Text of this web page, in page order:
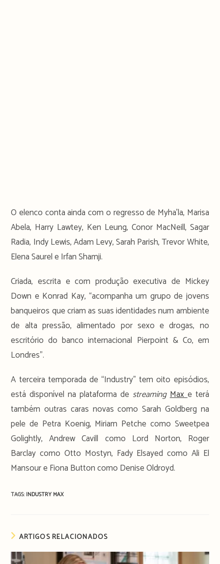
O elenco conta ainda com o regresso de Myha’la, Marisa
Abela, Harry Lawtey, Ken Leung, Conor MacNeill, Sagar
Radia, Indy Lewis, Adam Levy, Sarah Parish, Trevor White,
Elena Saurel e Irfan Shamji.
Criada, escrita e com produção executiva de Mickey
Down e Konrad Kay, “acompanha um grupo de jovens
banqueiros que criam as suas identidades num ambiente
de alta pressão, alimentado por sexo e drogas, no
escritório do banco internacional Pierpoint & Co, em
Londres”.
A terceira temporada de “Industry” tem oito episódios,
está disponível na plataforma de streamingMaxe terá
também outras caras novas como Sarah Goldberg na
pele de Petra Koenig, Miriam Petche como Sweetpea
Golightly, Andrew Cavill como Lord Norton, Roger
Barclay como Otto Mostyn, Fady Elsayed como Ali El
Mansour e Fiona Button como Denise Oldroyd.
TAGS: INDUSTRY MAX
ARTIGOS RELACIONADOS